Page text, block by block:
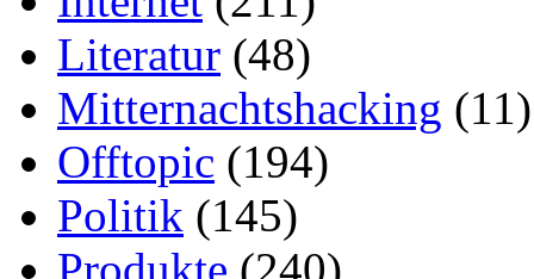
Literatur (48)
Mitternachtshacking (11)
Offtopic (194)
Politik (145)